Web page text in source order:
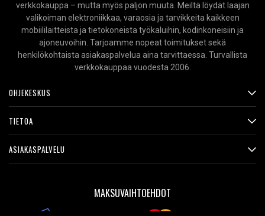
verkkokauppa – mutta myös paljon muuta. Meiltä löydät laajan
valikoiman elektroniikkaa, varaosia ja tarvikkeita kaikkeen
mobiililaitteista ja tietokoneista työkaluihin, kodinkoneisiin ja
ajoneuvoihin. Tarjoamme nopeat toimitukset sekä
henkilökohtaista asiakaspalvelua aina tarvittaessa. Turvallista
verkkokauppaa vuodesta 2006.
OHJEKESKUS
TIETOA
ASIAKASPALVELU
MAKSUVAIHTOEHDOT